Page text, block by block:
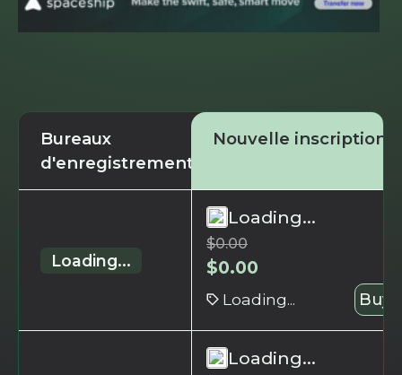
Bureaux
d'enregistrement
Nouvelle inscription
Loading...
Loading...
$0.00
$0.00
Loading... Buy
Loading...